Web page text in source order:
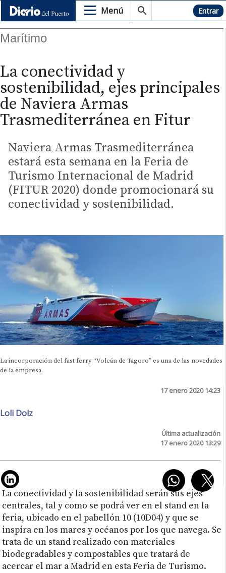
Menú Hemeroteca Entrar
Marítimo
La conectividad y
sostenibilidad, ejes principales
de Naviera Armas
Trasmediterránea en Fitur
Naviera Armas Trasmediterránea
estará esta semana en la Feria de
Turismo Internacional de Madrid
(FITUR 2020) donde promocionará su
conectividad y sostenibilidad.
La incorporación del fast ferry “Volcán de Tagoro” es una de las novedades
de la empresa.
17 enero 2020 14:23
Loli Dolz
Última actualización
17 enero 2020 13:29
La conectividad y la sostenibilidad serán sus ejes
centrales, tal y como se podrá ver en el stand en la
feria, ubicado en el pabellón 10 (10D04) y que se
inspira en los mares y océanos por los que navega. Se
trata de un stand realizado con materiales
biodegradables y compostables que tratará de
acercar el mar a Madrid en esta Feria de Turismo.